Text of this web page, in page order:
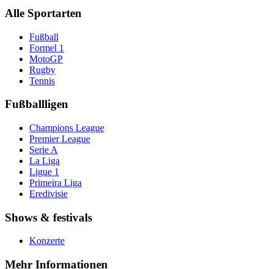
Alle Sportarten
Fußball
Formel 1
MotoGP
Rugby
Tennis
Fußballligen
Champions League
Premier League
Serie A
La Liga
Ligue 1
Primeira Liga
Eredivisie
Shows & festivals
Konzerte
Mehr Informationen